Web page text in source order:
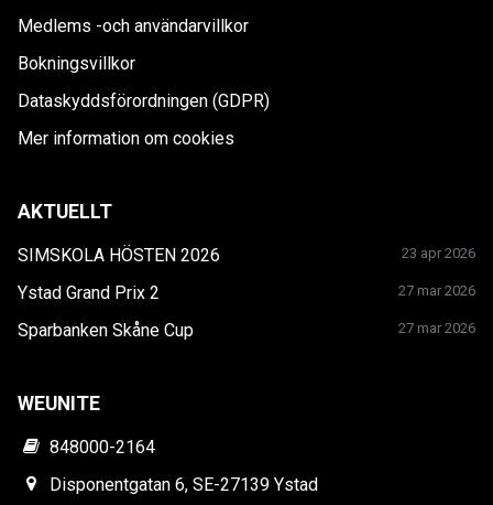
Medlems -och användarvillkor
Bokningsvillkor
Dataskyddsförordningen (GDPR)
Mer information om cookies
AKTUELLT
SIMSKOLA HÖSTEN 2026 23 apr 2026
Ystad Grand Prix 2 27 mar 2026
Sparbanken Skåne Cup 27 mar 2026
WEUNITE
848000-2164
Disponentgatan 6, SE-27139 Ystad